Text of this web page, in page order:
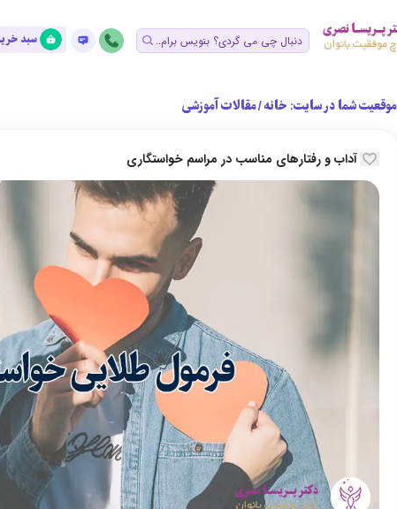
سبد
موقعیت شما در سایت: خانه/مقالات آموزشی
آداب و رفتارهای مناسب در مراسم خواستگاری